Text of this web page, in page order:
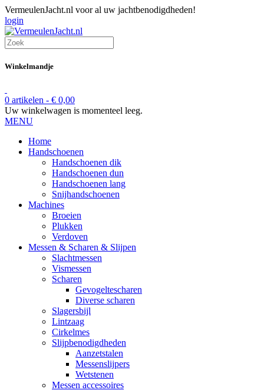
VermeulenJacht.nl voor al uw jachtbenodigdheden!
login
Winkelmandje
0 artikelen - € 0,00
Uw winkelwagen is momenteel leeg.
MENU
Home
Handschoenen
Handschoenen dik
Handschoenen dun
Handschoenen lang
Snijhandschoenen
Machines
Broeien
Plukken
Verdoven
Messen & Scharen & Slijpen
Slachtmessen
Vismessen
Scharen
Gevogeltescharen
Diverse scharen
Slagersbijl
Lintzaag
Cirkelmes
Slijpbenodigdheden
Aanzetstalen
Messenslijpers
Wetstenen
Messen accessoires